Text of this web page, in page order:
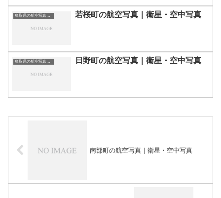
鳥取県の航空写真・空中写真 若桜町の航空写真｜衛星・空中写真
鳥取県の航空写真・空中写真 日野町の航空写真｜衛星・空中写真
南部町の航空写真｜衛星・空中写真